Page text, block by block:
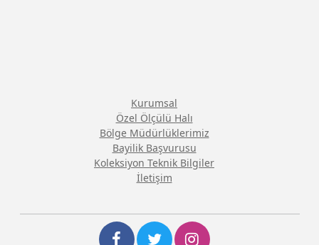
Kurumsal
Özel Ölçülü Halı
Bölge Müdürlüklerimiz
Bayilik Başvurusu
Koleksiyon Teknik Bilgiler
İletişim